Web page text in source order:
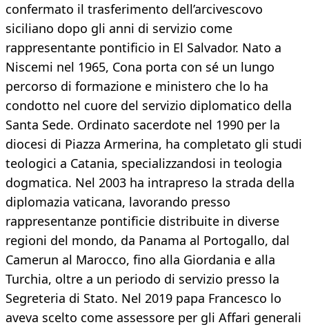
confermato il trasferimento dell’arcivescovo
siciliano dopo gli anni di servizio come
rappresentante pontificio in El Salvador. Nato a
Niscemi nel 1965, Cona porta con sé un lungo
percorso di formazione e ministero che lo ha
condotto nel cuore del servizio diplomatico della
Santa Sede. Ordinato sacerdote nel 1990 per la
diocesi di Piazza Armerina, ha completato gli studi
teologici a Catania, specializzandosi in teologia
dogmatica. Nel 2003 ha intrapreso la strada della
diplomazia vaticana, lavorando presso
rappresentanze pontificie distribuite in diverse
regioni del mondo, da Panama al Portogallo, dal
Camerun al Marocco, fino alla Giordania e alla
Turchia, oltre a un periodo di servizio presso la
Segreteria di Stato. Nel 2019 papa Francesco lo
aveva scelto come assessore per gli Affari generali